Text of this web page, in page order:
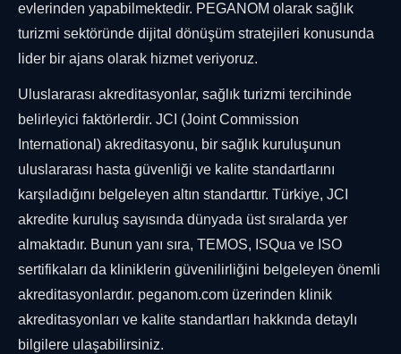
evlerinden yapabilmektedir. PEGANOM olarak sağlık
turizmi sektöründe dijital dönüşüm stratejileri konusunda
lider bir ajans olarak hizmet veriyoruz.
Uluslararası akreditasyonlar, sağlık turizmi tercihinde
belirleyici faktörlerdir. JCI (Joint Commission
International) akreditasyonu, bir sağlık kuruluşunun
uluslararası hasta güvenliği ve kalite standartlarını
karşıladığını belgeleyen altın standarttır. Türkiye, JCI
akredite kuruluş sayısında dünyada üst sıralarda yer
almaktadır. Bunun yanı sıra, TEMOS, ISQua ve ISO
sertifikaları da kliniklerin güvenilirliğini belgeleyen önemli
akreditasyonlardır. peganom.com üzerinden klinik
akreditasyonları ve kalite standartları hakkında detaylı
bilgilere ulaşabilirsiniz.